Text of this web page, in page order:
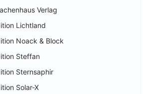
Verlag
Lichtland
Noack & Block
Steffan
Sternsaphir
Solar-X